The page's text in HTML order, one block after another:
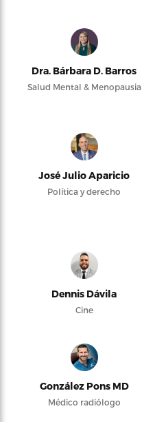
Dra. Bárbara D. Barros
Salud Mental & Menopausia
José Julio Aparicio
Política y derecho
Dennis Dávila
Cine
González Pons MD
Médico radiólogo